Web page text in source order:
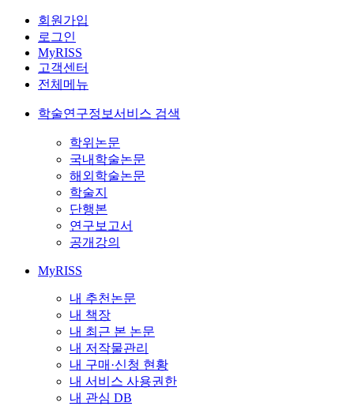
회원가입
로그인
MyRISS
고객센터
전체메뉴
학술연구정보서비스 검색
학위논문
국내학술논문
해외학술논문
학술지
단행본
연구보고서
공개강의
MyRISS
내 추천논문
내 책장
내 최근 본 논문
내 저작물관리
내 구매·신청 현황
내 서비스 사용권한
내 관심 DB